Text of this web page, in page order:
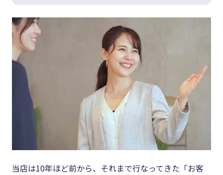
当店は10年ほど前から、それまで行なってきた「お客